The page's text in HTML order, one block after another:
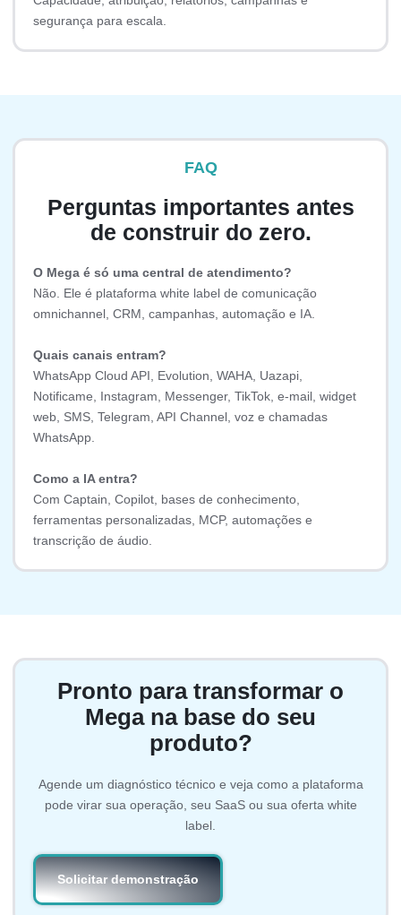
segurança para escala.
FAQ
Perguntas importantes antes
de construir do zero.
O Mega é só uma central de atendimento?
Não. Ele é plataforma white label de comunicação
omnichannel, CRM, campanhas, automação e IA.
Quais canais entram?
WhatsApp Cloud API, Evolution, WAHA, Uazapi,
Notificame, Instagram, Messenger, TikTok, e-mail, widget
web, SMS, Telegram, API Channel, voz e chamadas
WhatsApp.
Como a IA entra?
Com Captain, Copilot, bases de conhecimento,
ferramentas personalizadas, MCP, automações e
transcrição de áudio.
Pronto para transformar o
Mega na base do seu
produto?
Agende um diagnóstico técnico e veja como a plataforma
pode virar sua operação, seu SaaS ou sua oferta white
label.
Solicitar demonstração